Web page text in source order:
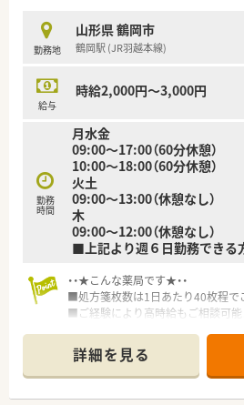
補助もしております。
≪こんな方におススメ≫
★ワークライフバランス重視したい方
★地域医療に貢献したい意欲がある方
勤務地
山形県 鶴岡市
鶴岡駅 (JR羽越本線)
給与
時給2,000円～3,000円
勤務
時間
月水金
09:00～17:00（60分休憩）
10:00～18:00（60分休憩）
火土
09:00～13:00（休憩なし）
木
09:00～12:00（休憩なし）
■上記より週６日勤務できる
・・★こんな薬局です★・・
■処方箋枚数は1日あたり40枚程で
■ご経験により高時給もご相談可能
■門前には２医療施設があり、どち
クリニックです。
■患者様一人ひとりとの時間を大事
も力をいれている薬局です。
詳細を見る